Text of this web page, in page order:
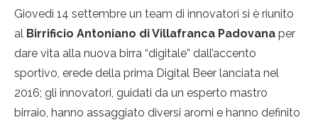
Giovedì 14 settembre un team di innovatori si è riunito
al Birrificio Antoniano di Villafranca Padovana per
dare vita alla nuova birra “digitale” dall’accento
sportivo, erede della prima Digital Beer lanciata nel
2016; gli innovatori, guidati da un esperto mastro
birraio, hanno assaggiato diversi aromi e hanno definito